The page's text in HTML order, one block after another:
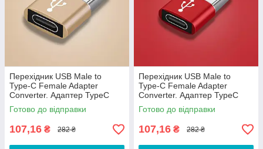
Перехідник USB Male to
Type-C Female Adapter
Converter. Адаптер TypeC
(мама) - USB (тато) WC32QS
Золотистий
Готово до відправки
107,16 ₴ 282 ₴
Перехідник USB Male to
Type-C Female Adapter
Converter. Адаптер TypeC
(мама) - USB (тато) WC32QS
Червоний
Готово до відправки
107,16 ₴ 282 ₴